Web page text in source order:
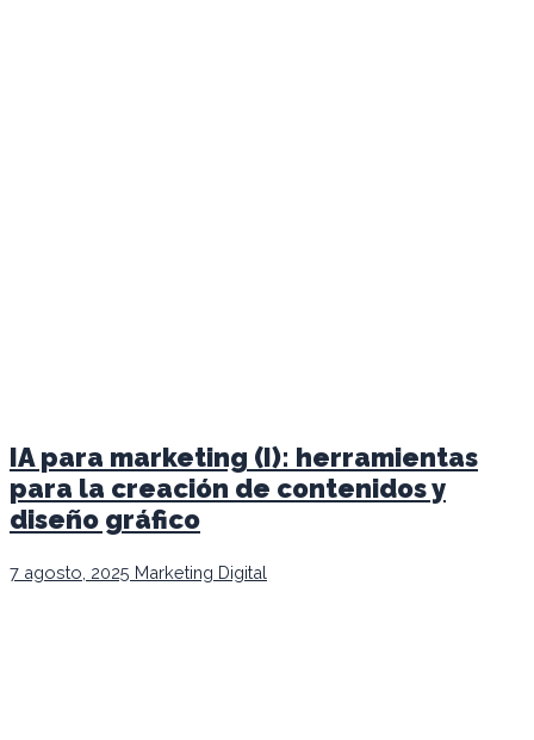
IA para marketing (I): herramientas
para la creación de contenidos y
diseño gráfico
7 agosto, 2025 Marketing Digital